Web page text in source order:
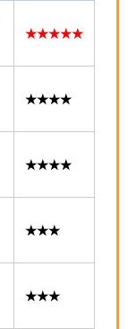
★★★★★
★★★★
★★★★
★★★
★★★